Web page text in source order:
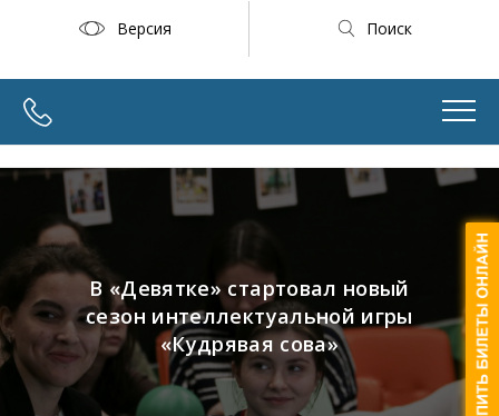
Версия Поиск
В «Девятке» стартовал новый
сезон интеллектуальной игры
«Кудрявая сова»